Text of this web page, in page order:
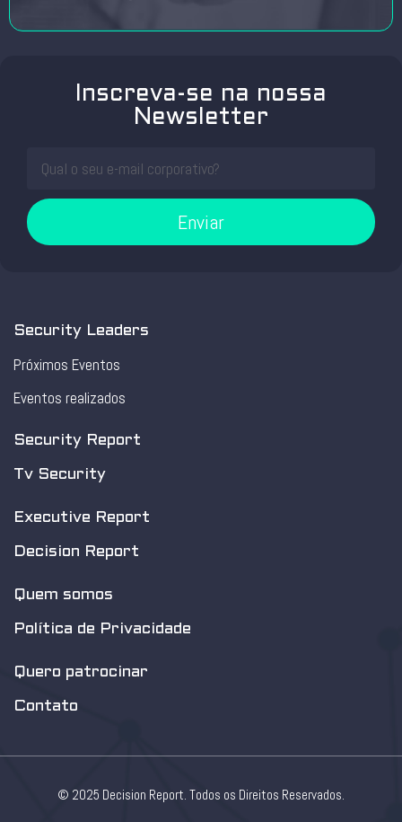
Inscreva-se na nossa
Newsletter
Enviar
Security Leaders
Próximos Eventos
Eventos realizados
Security Report
Tv Security
Executive Report
Decision Report
Quem somos
Política de Privacidade
Quero patrocinar
Contato
© 2025 Decision Report. Todos os Direitos Reservados.